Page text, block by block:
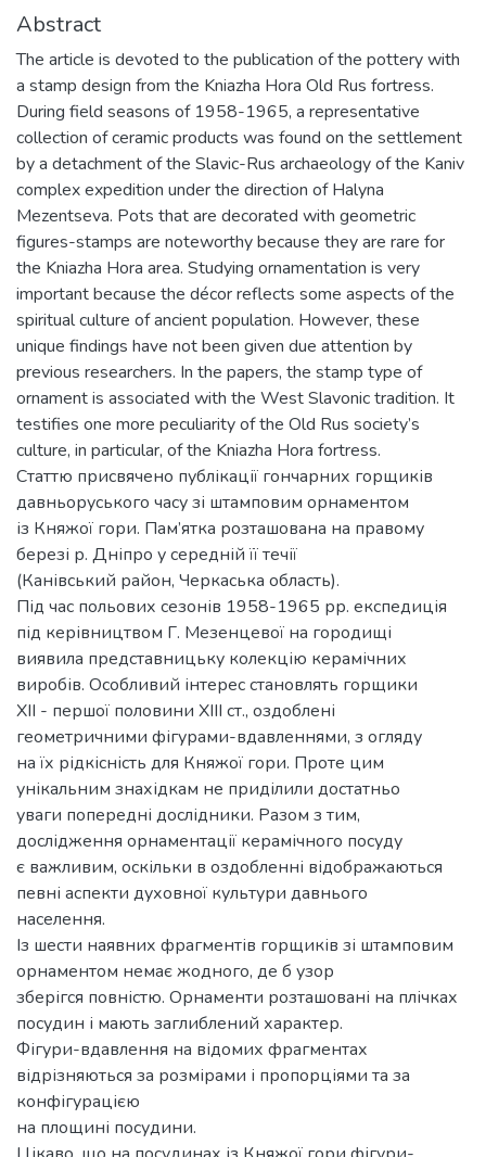
Abstract
The article is devoted to the publication of the pottery with
a stamp design from the Kniazha Hora Old Rus fortress.
During field seasons of 1958-1965, a representative
collection of ceramic products was found on the settlement
by a detachment of the Slavic-Rus archaeology of the Kaniv
complex expedition under the direction of Halyna
Mezentseva. Pots that are decorated with geometric
figures-stamps are noteworthy because they are rare for
the Kniazha Hora area. Studying ornamentation is very
important because the décor reflects some aspects of the
spiritual culture of ancient population. However, these
unique findings have not been given due attention by
previous researchers. In the papers, the stamp type of
ornament is associated with the West Slavonic tradition. It
testifies one more peculiarity of the Old Rus society’s
culture, in particular, of the Kniazha Hora fortress.
Статтю присвячено публікації гончарних горщиків
давньоруського часу зі штамповим орнаментом
із Княжої гори. Пам’ятка розташована на правому
березі р. Дніпро у середній її течії
(Канівський район, Черкаська область).
Під час польових сезонів 1958-1965 рр. експедиція
під керівництвом Г. Мезенцевої на городищі
виявила представницьку колекцію керамічних
виробів. Особливий інтерес становлять горщики
ХІІ - першої половини ХІІІ ст., оздоблені
геометричними фігурами-вдавленнями, з огляду
на їх рідкісність для Княжої гори. Проте цим
унікальним знахідкам не приділили достатньо
уваги попередні дослідники. Разом з тим,
дослідження орнаментації керамічного посуду
є важливим, оскільки в оздобленні відображаються
певні аспекти духовної культури давнього
населення.
Із шести наявних фрагментів горщиків зі штамповим
орнаментом немає жодного, де б узор
зберігся повністю. Орнаменти розташовані на плічках
посудин і мають заглиблений характер.
Фігури-вдавлення на відомих фрагментах
відрізняються за розмірами і пропорціями та за
конфігурацією
на площині посудини.